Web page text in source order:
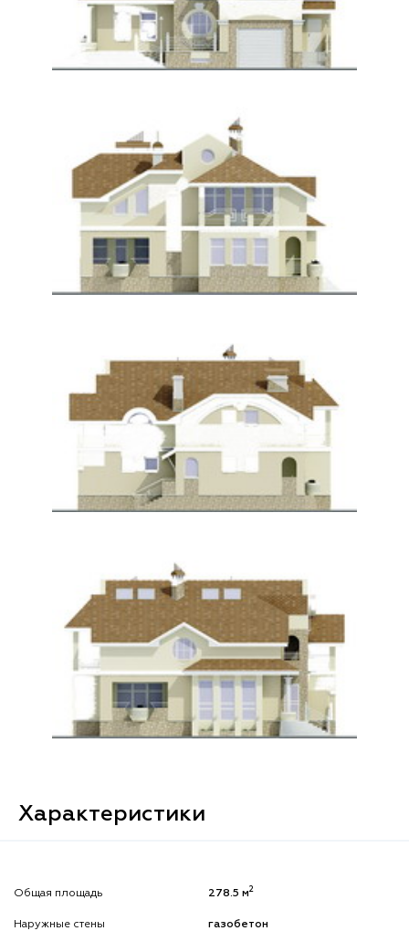
Характеристики
Общая площадь 278.5 м2
Наружные стены газобетон